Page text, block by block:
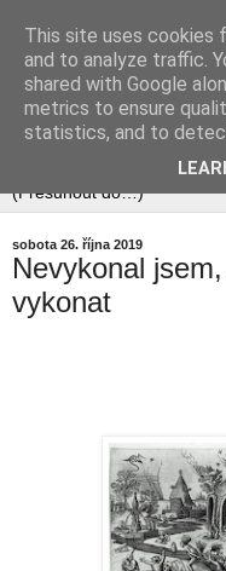
sobota 26. října 2019
Nevykonal
vykonat
This site uses cookies
and to analyze traffic.
shared with Google
metrics to ensure
statistics, and to